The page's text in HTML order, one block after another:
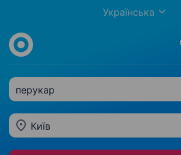
Українська
перукар
Київ